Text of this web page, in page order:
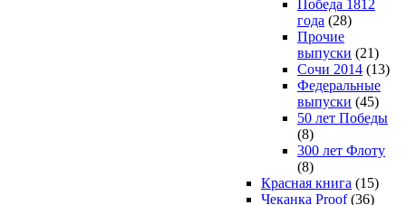
Победа 1812
года (28)
Прочие
выпуски (21)
Сочи 2014 (13)
Федеральные
выпуски (45)
50 лет Победы
(8)
300 лет Флоту
(8)
Красная книга (15)
Чеканка Proof(36)